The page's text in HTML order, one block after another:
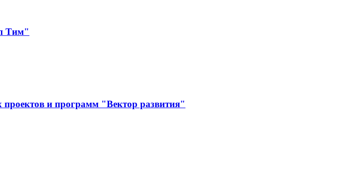
Тим"
и программ "Вектор развития"